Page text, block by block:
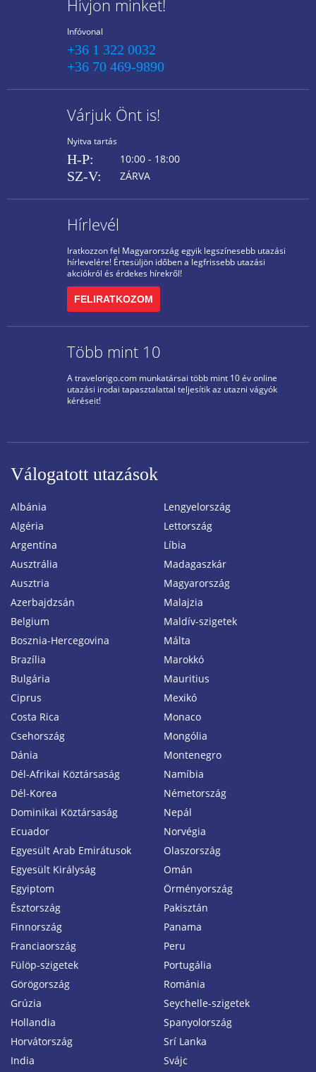
Hívjon minket!
Infóvonal
+36 1 322 0032
+36 70 469-9890
Várjuk Önt is!
Nyitva tartás
H-P: 10:00 - 18:00
SZ-V: ZÁRVA
Hírlevél
Iratkozzon fel Magyarország egyik legszínesebb utazási
hírlevelére! Értesüljön időben a legfrissebb utazási
akciókról és érdekes hírekről!
FELIRATKOZOM
Több mint 10
A travelorigo.com munkatársai több mint 10 év online
utazási irodai tapasztalattal teljesítik az utazni vágyók
kéréseit!
Válogatott utazások
Albánia
Algéria
Argentína
Ausztrália
Ausztria
Azerbajdzsán
Belgium
Bosznia-Hercegovina
Brazília
Bulgária
Ciprus
Costa Rica
Csehország
Dánia
Dél-Afrikai Köztársaság
Dél-Korea
Dominikai Köztársaság
Ecuador
Egyesült Arab Emirátusok
Egyesült Királyság
Egyiptom
Észtország
Finnország
Franciaország
Fülöp-szigetek
Görögország
Grúzia
Hollandia
Horvátország
India
Lengyelország
Lettország
Líbia
Madagaszkár
Magyarország
Malajzia
Maldív-szigetek
Málta
Marokkó
Mauritius
Mexikó
Monaco
Mongólia
Montenegro
Namíbia
Németország
Nepál
Norvégia
Olaszország
Omán
Örményország
Pakisztán
Panama
Peru
Portugália
Románia
Seychelle-szigetek
Spanyolország
Srí Lanka
Svájc